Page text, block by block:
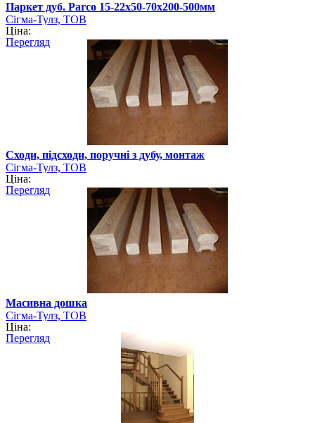
Паркет дуб. Parco 15-22х50-70х200-500мм
Сігма-Тулз, ТОВ
Ціна:
Перегляд
Сходи, підсходи, поручні з дубу, монтаж
Сігма-Тулз, ТОВ
Ціна:
Перегляд
Масивна дошка
Сігма-Тулз, ТОВ
Ціна:
Перегляд